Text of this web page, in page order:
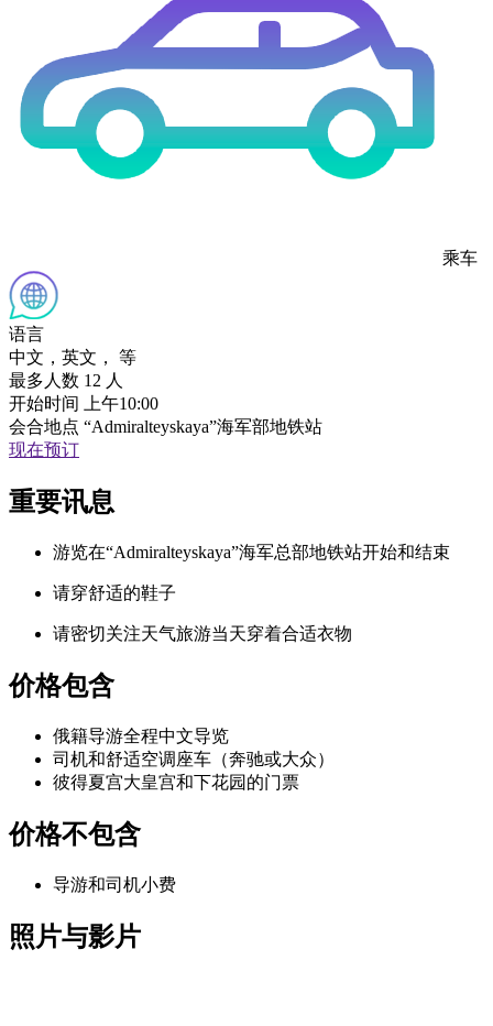
乘车
语言
中文，英文， 等
最多人数 12 人
开始时间
上午10:00
会合地点 “Admiralteyskaya”海军部地铁站
现在预订
重要讯息
游览在“Admiralteyskaya”海军总部地铁站开始和结束
请穿舒适的鞋子
请密切关注天气旅游当天穿着合适衣物
价格包含
俄籍导游全程中文导览
司机和舒适空调座车（奔驰或大众）
彼得夏宫大皇宫和下花园的门票
价格不包含
导游和司机小费
照片与影片